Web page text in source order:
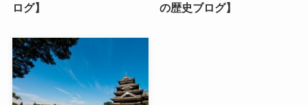
ログ】
の歴史ブログ】